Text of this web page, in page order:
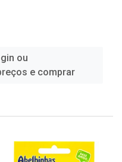
ou
e comprar